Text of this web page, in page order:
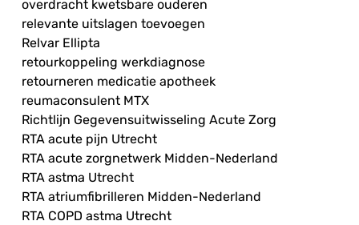
overdracht kwetsbare ouderen
relevante uitslagen toevoegen
Relvar Ellipta
retourkoppeling werkdiagnose
retourneren medicatie apotheek
reumaconsulent MTX
Richtlijn Gegevensuitwisseling Acute Zorg
RTA acute pijn Utrecht
RTA acute zorgnetwerk Midden-Nederland
RTA astma Utrecht
RTA atriumfibrilleren Midden-Nederland
RTA COPD astma Utrecht